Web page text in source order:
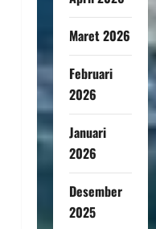
Maret 2026
Februari
2026
Januari
2026
Desember
2025